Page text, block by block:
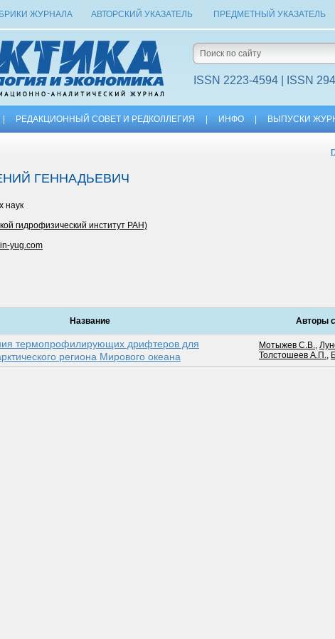
ЖУРНАЛА АВТОРСКИЙ УКАЗАТЕЛЬ ПРЕДМЕТНЫЙ УКАЗАТЕЛЬ
ISSN 2223-4594 | ISSN
РЕДАКЦИОННЫЙ СОВЕТ И РЕДКОЛЛЕГИЯ ИНФО ВЫПУСКИ
ГЕННАДЬЕВИЧ
наук
гидрофизический институт РАН)
yug.com
Название Авторы
термопрофилирующих дрифтеров для
региона Мирового океана
Мотыжев С.В.,
Толстошеев А.П.,